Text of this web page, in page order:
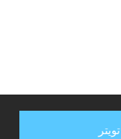
تويتر